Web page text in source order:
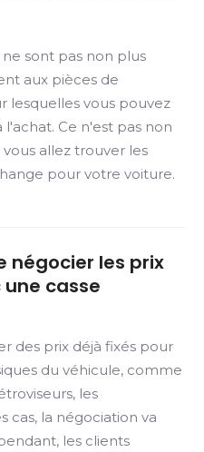
sont pas non plus
aux pièces de
lesquelles vous pouvez
Ce n'est pas non
allez trouver les
pour votre voiture.
négocier les prix
casse
des prix déjà fixés pour
du véhicule, comme
les
cas, la négociation va
les clients